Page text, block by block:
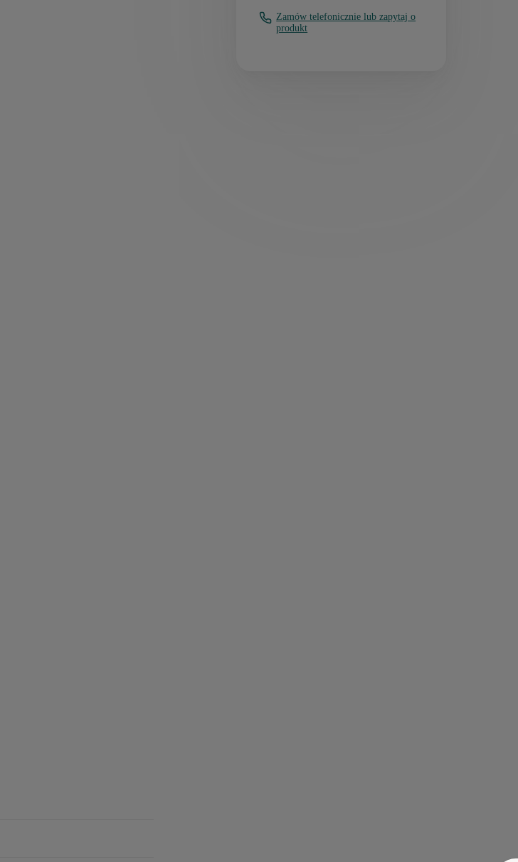
Zamów telefonicznie lub zapytaj o
produkt